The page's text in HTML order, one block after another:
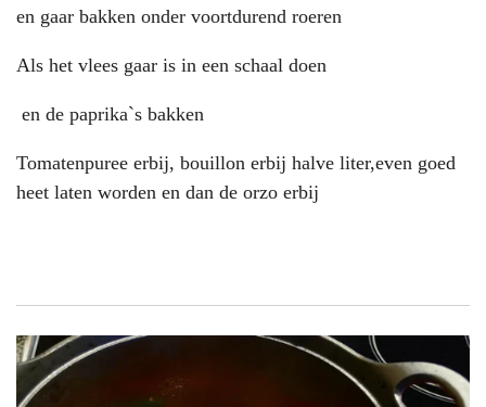
en gaar bakken onder voortdurend roeren
Als het vlees gaar is in een schaal doen
en de paprika`s bakken
Tomatenpuree erbij, bouillon erbij halve liter,even goed
heet laten worden en dan de orzo erbij